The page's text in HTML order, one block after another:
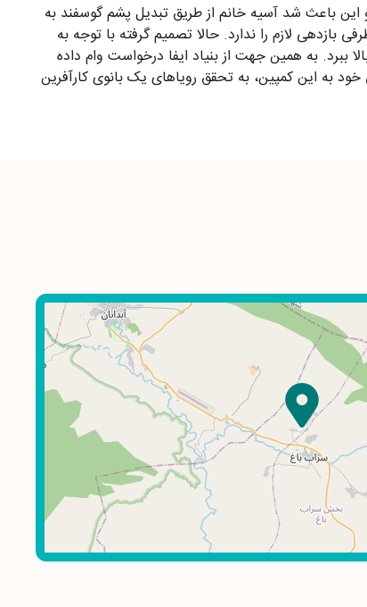
باعث شد آسیه خانم از طریق تبدیل پشم گوسفند به
لازم را ندارد. حالا تصمیم گرفته با توجه به
ببرد. به همین جهت از بنیاد ایفا درخواست وام داده
به این کمپین، به تحقق رویاهای یک بانوی کارآفرین